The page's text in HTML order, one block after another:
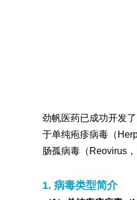
劲帆医药已成功开发
于单纯疱疹病毒（
肠孤病毒（Reovirus
1. 病毒类型简介